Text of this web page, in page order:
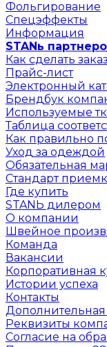
Фольгирование
Спецэффекты
Информация
STANь
Как сделать заказ
Прайс-лист
Электронный
Брендбук
Используемые
Таблица
Как правильно
Уход за одеждой
Обязательная
Стандарт
Где купить
STANЬ дилером
О компании
Швейное
Команда
Вакансии
Корпоративная
Истории успеха
Контакты
Реквизиты
Согласие на